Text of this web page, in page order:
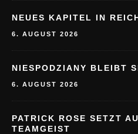
NEUES KAPITEL IN
6. AUGUST 2026
NIESPODZIANY BLEIBT
6. AUGUST 2026
PATRICK ROSE SETZT
TEAMGEIST